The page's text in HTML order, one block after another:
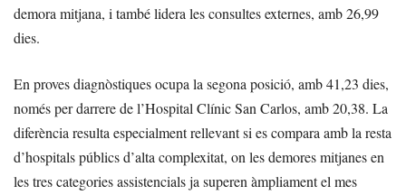
demora mitjana, i també lidera les consultes externes, amb 26,99
dies.
En proves diagnòstiques ocupa la segona posició, amb 41,23 dies,
només per darrere de l’Hospital Clínic San Carlos, amb 20,38. La
diferència resulta especialment rellevant si es compara amb la resta
d’hospitals públics d’alta complexitat, on les demores mitjanes en
les tres categories assistencials ja superen àmpliament el mes